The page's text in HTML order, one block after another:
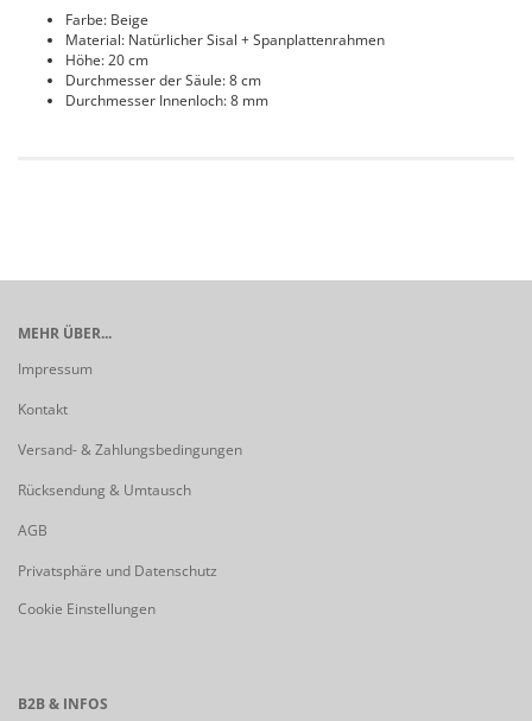
Farbe: Beige
Material: Natürlicher Sisal + Spanplattenrahmen
Höhe: 20 cm
Durchmesser der Säule: 8 cm
Durchmesser Innenloch: 8 mm
MEHR ÜBER...
Impressum
Kontakt
Versand- & Zahlungsbedingungen
Rücksendung & Umtausch
AGB
Privatsphäre und Datenschutz
Cookie Einstellungen
B2B & INFOS